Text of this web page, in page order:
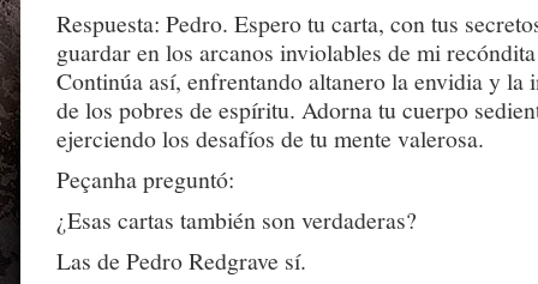
Respuesta: Pedro. Espero tu carta, con tus
guardar en los arcanos inviolables de mi
Continúa así, enfrentando altanero la envidia y la
de los pobres de espíritu. Adorna tu cuerpo
ejerciendo los desafíos de tu mente valerosa.
Peçanha preguntó:
¿Esas cartas también son verdaderas?
Las de Pedro Redgrave sí.